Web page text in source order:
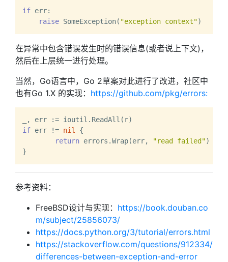
if err:
raise SomeException( "exception context"
在异常中包含错误发生时的错误信息(或者说上下文)，
然后在上层统一进行处理。
当然，Go语言中，Go 2草案对此进行了改进，社区中
也有Go 1.X 的实现： https://github.com/pkg/errors:
if err != nil
{
return errors.Wrap(err, "read failed")
参考资料：
FreeBSD设计与实现： https://book.douban.co
m/subject/25856073/
https://docs.python.org/3/tutorial/errors.html
https://stackoverflow.com/questions/912334/
differences-between-exception-and-error